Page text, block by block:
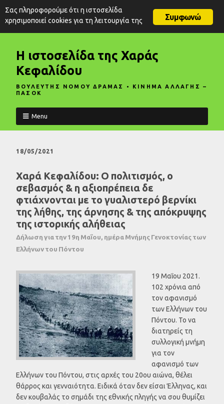
Η ιστοσελίδα της Χαράς
Κεφαλίδου
ΒΟΥΛΕΥΤΗΣ ΝΟΜΟΥ ΔΡΑΜΑΣ • ΚΙΝΗΜΑ ΑΛΛΑΓΗΣ –
ΠΑΣΟΚ
Menu
18/05/2021
Χαρά Κεφαλίδου: Ο πολιτισμός, ο
σεβασμός & η αξιοπρέπεια δε
φτιάχνονται με το γυαλιστερό βερνίκι
της λήθης, της άρνησης & της απόκρυψης
της ιστορικής αλήθειας
Δήλωση για την 19η Μαΐου, ημέρα Μνήμης Γενοκτονίας των
Ελλήνων του Πόντου
19 Μαΐου 2021.
102 χρόνια από
τον αφανισμό
των Ελλήνων του
Πόντου. Το να
διατηρείς τη
συλλογική μνήμη
για τον
αφανισμό των
Ελλήνων του Πόντου, στις αρχές του 20ου αιώνα, θέλει
θάρρος και γενναιότητα. Ειδικά όταν δεν είσαι Έλληνας, και
δεν κουβαλάς το σημάδι της εθνικής πληγής να σου θυμίζει
Συμφωνώ
Σας πληροφορούμε ότι η ιστοσελίδα
χρησιμοποιεί cookies για τη λειτουργία της